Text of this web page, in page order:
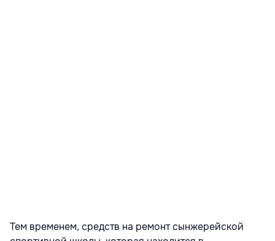
Тем временем, средств на ремонт сынжерейской